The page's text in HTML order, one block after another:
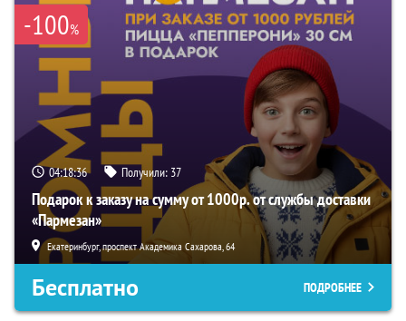
-100%
04:18:35 Получили: 37
Подарок к заказу на сумму от 1000р. от службы доставки
«Пармезан»
Екатеринбург, проспект Академика Сахарова, 64
Бесплатно ПОДРОБНЕЕ